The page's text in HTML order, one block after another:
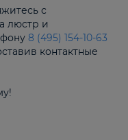
с
люстр и
8 (495) 154-10-63
контактные